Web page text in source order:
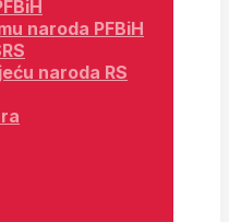
naroda PFBiH
naroda RS